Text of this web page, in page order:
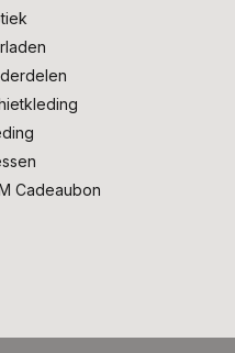
Cadeaubon